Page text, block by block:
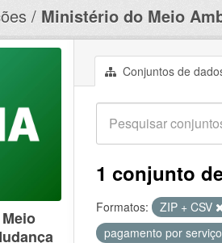
Ministério do Meio
Conjuntos de
1 conjunto
Formatos: ZIP + CSV
pagamento por